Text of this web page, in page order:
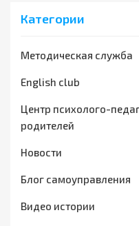
Категории
Методическая служба
English club
Центр психолого-
родителей
Новости
Блог самоуправления
Видео истории